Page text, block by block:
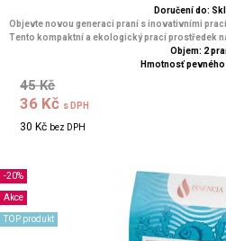
Doručení do:
Objevte novou generaci praní s inovativními
Tento kompaktní a ekologický prací prostředek
Objem: 2
Hmotnosť
45 Kč
36 Kč s DPH
30 Kč bez DPH
-20%
Akce
TOP produkt